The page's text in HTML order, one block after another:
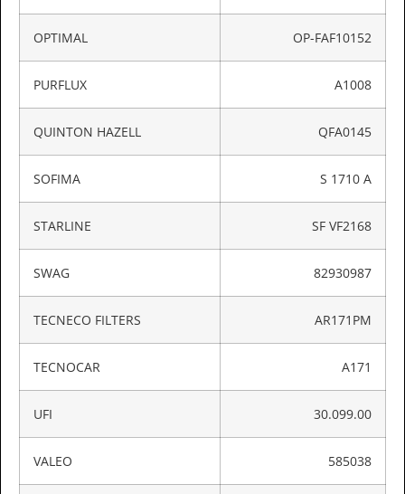
OPTIMAL OP-FAF10152
PURFLUX A1008
QUINTON HAZELL QFA0145
SOFIMA S 1710 A
STARLINE SF VF2168
SWAG 82930987
TECNECO FILTERS AR171PM
TECNOCAR A171
UFI 30.099.00
VALEO 585038